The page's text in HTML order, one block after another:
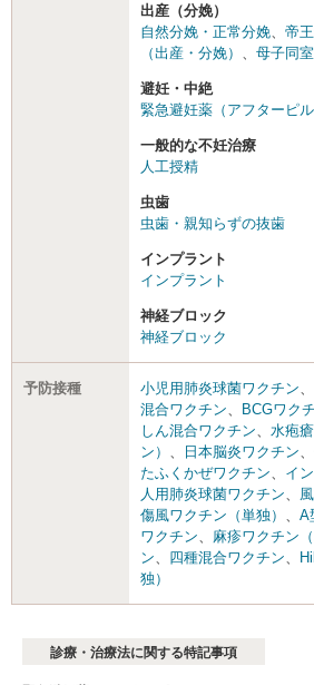
出産（分娩）
自然分娩・正常分娩
帝
（出産・分娩）
母子同室
避妊・中絶
緊急避妊薬（アフターピル
一般的な不妊治療
人工授精
虫歯
虫歯・親知らずの抜歯
インプラント
インプラント
神経ブロック
神経ブロック
予防接種 小児用肺炎球菌ワクチン
混合ワクチン
BCGワク
しん混合ワクチン
水疱
ン）
日本脳炎ワクチン
たふくかぜワクチン
イ
人用肺炎球菌ワクチン
傷風ワクチン（単独）
A
ワクチン
麻疹ワクチン（
ン
四種混合ワクチン
独）
診療・治療法に関する特記事項